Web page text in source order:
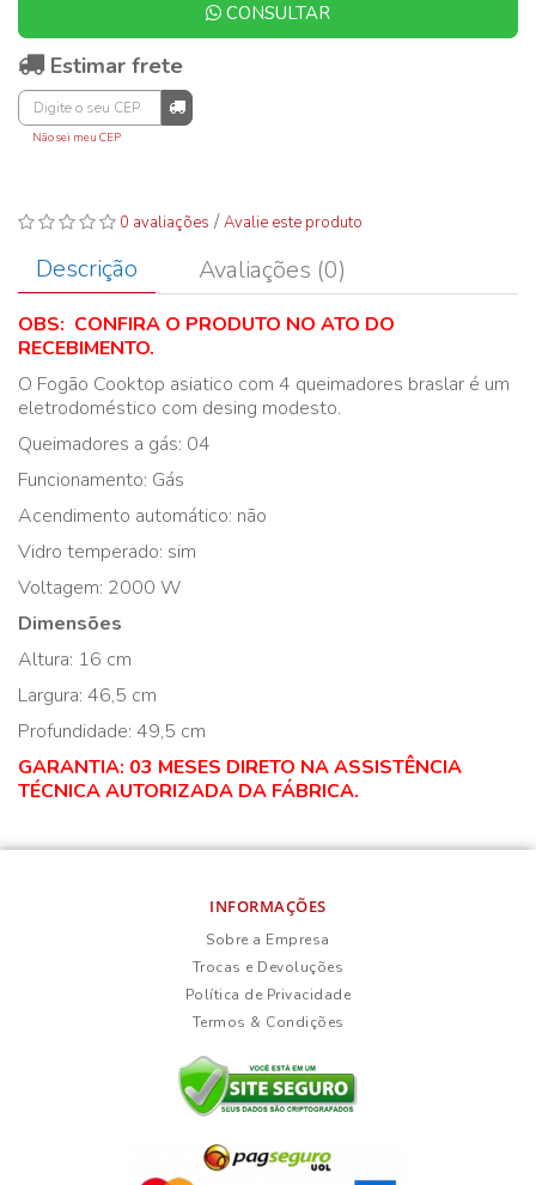
CONSULTAR
Estimar frete
Não sei meu CEP
0 avaliações /Avalie este produto
Descrição Avaliações (0)
OBS: CONFIRA O PRODUTO NO ATO DO
RECEBIMENTO.
O Fogão Cooktop asiatico com 4 queimadores braslar é um
eletrodoméstico com desing modesto.
Queimadores a gás: 04
Funcionamento: Gás
Acendimento automático: não
Vidro temperado: sim
Voltagem: 2000 W
Dimensões
Altura: 16 cm
Largura: 46,5 cm
Profundidade: 49,5 cm
GARANTIA: 03 MESES DIRETO NA ASSISTÊNCIA
TÉCNICA AUTORIZADA DA FÁBRICA.
INFORMAÇÕES
Sobre a Empresa
Trocas e Devoluções
Política de Privacidade
Termos & Condições